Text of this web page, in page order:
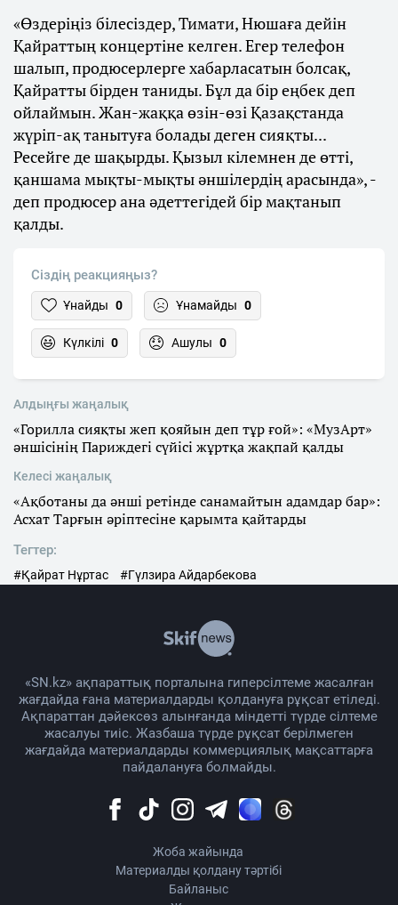
«Өздеріңіз білесіздер, Тимати, Нюшаға дейін
Қайраттың концертіне келген. Егер телефон
шалып, продюсерлерге хабарласатын болсақ,
Қайратты бірден таниды. Бұл да бір еңбек деп
ойлаймын. Жан-жаққа өзін-өзі Қазақстанда
жүріп-ақ танытуға болады деген сияқты...
Ресейге де шақырды. Қызыл кілемнен де өтті,
қаншама мықты-мықты әншілердің арасында», -
деп продюсер ана әдеттегідей бір мақтанып
қалды.
Сіздің реакцияңыз?
Ұнайды 0 Ұнамайды 0
Күлкілі 0 Ашулы 0
Алдыңғы жаңалық
«Горилла сияқты жеп қояйын деп тұр ғой»: «МузАрт»
әншісінің Париждегі сүйісі жұртқа жақпай қалды
Келесі жаңалық
«Ақботаны да әнші ретінде санамайтын адамдар бар»:
Асхат Тарғын әріптесіне қарымта қайтарды
Тегтер:
#Қайрат Нұртас #Гүлзира Айдарбекова
«SN.kz» ақпараттық порталына гиперсілтеме жасалған
жағдайда ғана материалдарды қолдануға рұқсат етіледі.
Ақпараттан дәйексөз алынғанда міндетті түрде сілтеме
жасалуы тиіс. Жазбаша түрде рұқсат берілмеген
жағдайда материалдарды коммерциялық мақсаттарға
пайдалануға болмайды.
Жоба жайында
Материалды қолдану тәртібі
Байланыс